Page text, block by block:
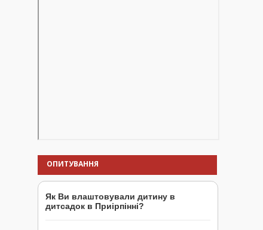
ОПИТУВАННЯ
Як Ви влаштовували дитину в
дитсадок в Приірпінні?